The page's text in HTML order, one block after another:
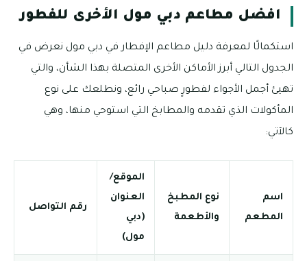
افضل مطاعم دبي مول الأخرى للفطور
استكمالًا لمعرفة دليل مطاعم الإفطار في دبي مول نعرض في
الجدول التالي أبرز الأماكن الأخرى المتصلة بهذا الشأن، والتي
تهيئ أجمل الأجواء لفطورٍ صباحي رائع، ونطلعك على نوع
المأكولات الذي تقدمه والمطابخ التي استوحي منها، وهي
كالآتي:
اسم
المطعم
نوع المطبخ
والأطعمة
الموقع/
العنوان
(دبي
مول)
رقم التواصل